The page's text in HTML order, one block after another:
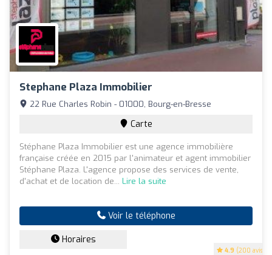
Stephane Plaza Immobilier
4.9 (200 avis)
22 Rue Charles Robin - 01000, Bourg-en-Bresse
Carte
Stéphane Plaza Immobilier est une agence immobilière
française créée en 2015 par l'animateur et agent immobilier
Stéphane Plaza. L'agence propose des services de vente,
d'achat et de location de... Lire la suite
Voir le téléphone
Horaires